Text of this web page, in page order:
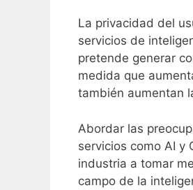
La privacidad del
servicios de
pretende generar
medida que
también aumentan
Abordar las
servicios como AI y
industria a tomar
campo de la